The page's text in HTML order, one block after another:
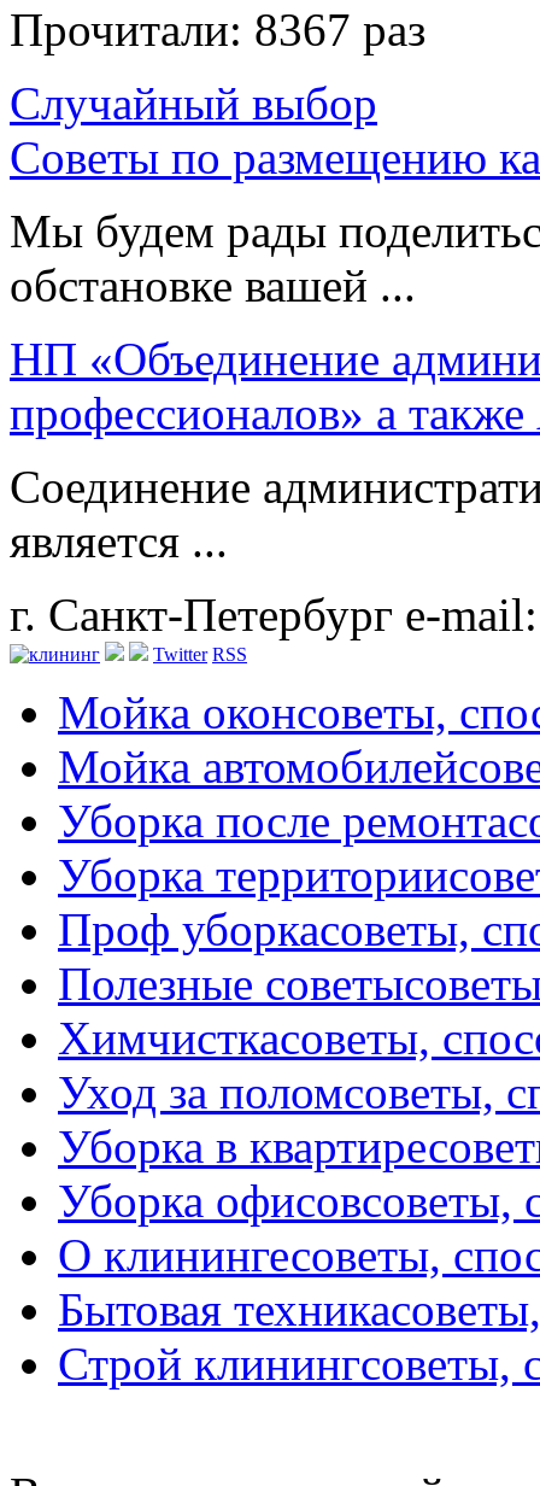
Прочитали: 8367 раз
Случайный выбор
Советы по размещению
Мы будем рады
обстановке вашей ...
НП «Объединение
профессионалов» а
Соединение
является ...
г. Санкт-Петербург e-
Twitter RSS
Мойка оконсоветы,
Мойка автомобилей
Уборка после ремонта
Уборка территории
Проф уборкасоветы,
Полезные советы
Химчисткасоветы,
Уход за поломсоветы,
Уборка в квартире
Уборка офисовсоветы,
О клинингесоветы,
Бытовая техника
Строй клинингсоветы,